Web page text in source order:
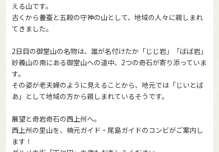
える山です。
古くから養蚕と五穀の守神の山として、地域の人々に親しまれ
てきました。
2日目の御堂山の名物は、誰が名付けたか「じじ岩」「ばば岩」
妙義山の南にある御堂山への道中、2つの奇石が寄り添っていま
す。
その姿が老夫婦のように見えることから、地元では「じいとば
あ」として地域の方から親しまれているそうです。
展望と奇岩奇石の西上州へ。
西上州の里山を、楠元ガイド・尾島ガイドのコンビがご案内し
ます！